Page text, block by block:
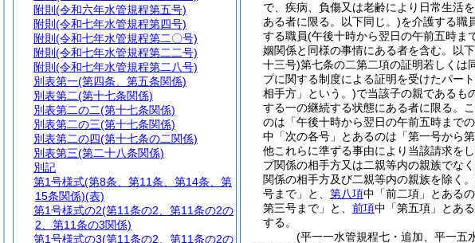
で、疾病、負傷又は老齢により日常生活
ある者に限る。以下同じ。)を介護する職
する職員(午後十時から翌日の午前五時ま
姻関係と同様の事情にある者を含む。以
十三号)第七条の二第二項の証明若しくは
プに関する制度による証明を受けたパー
相手方」という。)で当該子の親であるも
する一の継続する状態にある者に限る。
のは「午後十時から翌日の午前五時まで
中「次の各号」とあるのは「第一号から第
他これらに準ずる事由により当該請求を
プ関係の相手方又は二親等内の親族でなく
関係の相手方及び二親等内の親族を除く
号まで」と、 第八項中「前二項」とある
第三号まで」と、 前項中「第五項」とあ
する。
(平一一水管規程七・追加、平一五
附則 (令和六年水管規程第五号)
附則 (令和七年水管規程第四号)
附則 (令和七年水管規程第二〇号)
附則 (令和七年水管規程第二二号)
附則 (令和七年水管規程第二八号)
別表第一(第四条、第五条関係)
別表第二(第十七条関係)
別表第二の二(第十七条関係)
別表第二の三(第十七条関係)
別表第二の四(第十七条の二関係)
別表第三(第二十八条関係)
別記
第1号様式(第8条、第11条、第14条、第
15条関係)(表)
第1号様式の2(第11条の2、第11条の2の
2、第11条の3関係)
第1号様式の3(第11条の2、第11条の2の